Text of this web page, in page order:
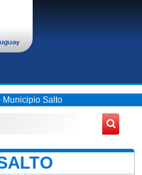
Municipio Salto